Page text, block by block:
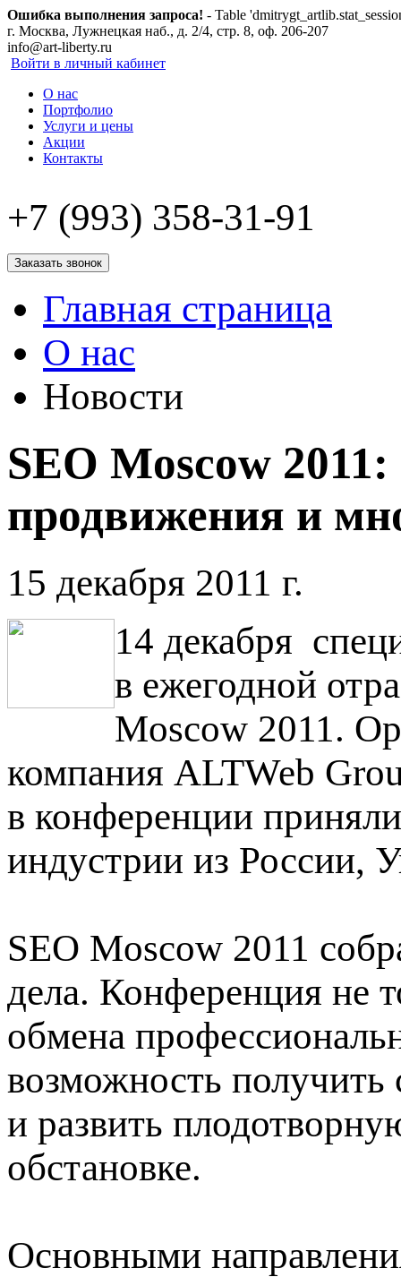
Ошибка выполнения запроса! - Table
г. Москва, Лужнецкая наб., д. 2/4, стр. 8, оф. 206-207
info@art-liberty.ru
Войти в личный кабинет
О нас
Портфолио
Услуги и цены
Акции
Контакты
+7 (993) 358-31-91
Заказать звонок
Главная страница
О нас
Новости
SEO Moscow
продвижения и
15 декабря 2011 г.
14 декабря
в ежегодной
Moscow 2011.
компания ALTWeb
в конференции
индустрии из России,
SEO Moscow 2011
дела. Конференция не
обмена
возможность получить
и развить
обстановке.
Основными